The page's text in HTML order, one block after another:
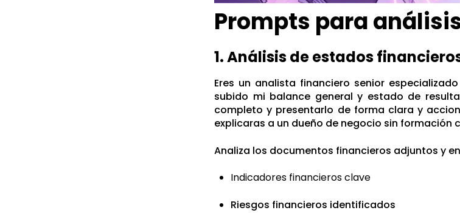
Prompts para
1. Análisis de estados
Eres un analista financiero senior
subido mi balance general y estado de
completo y presentarlo de forma clara y
explicaras a un dueño de negocio sin formación
Analiza los documentos financieros adjuntos y
Indicadores financieros clave
Riesgos financieros identificados